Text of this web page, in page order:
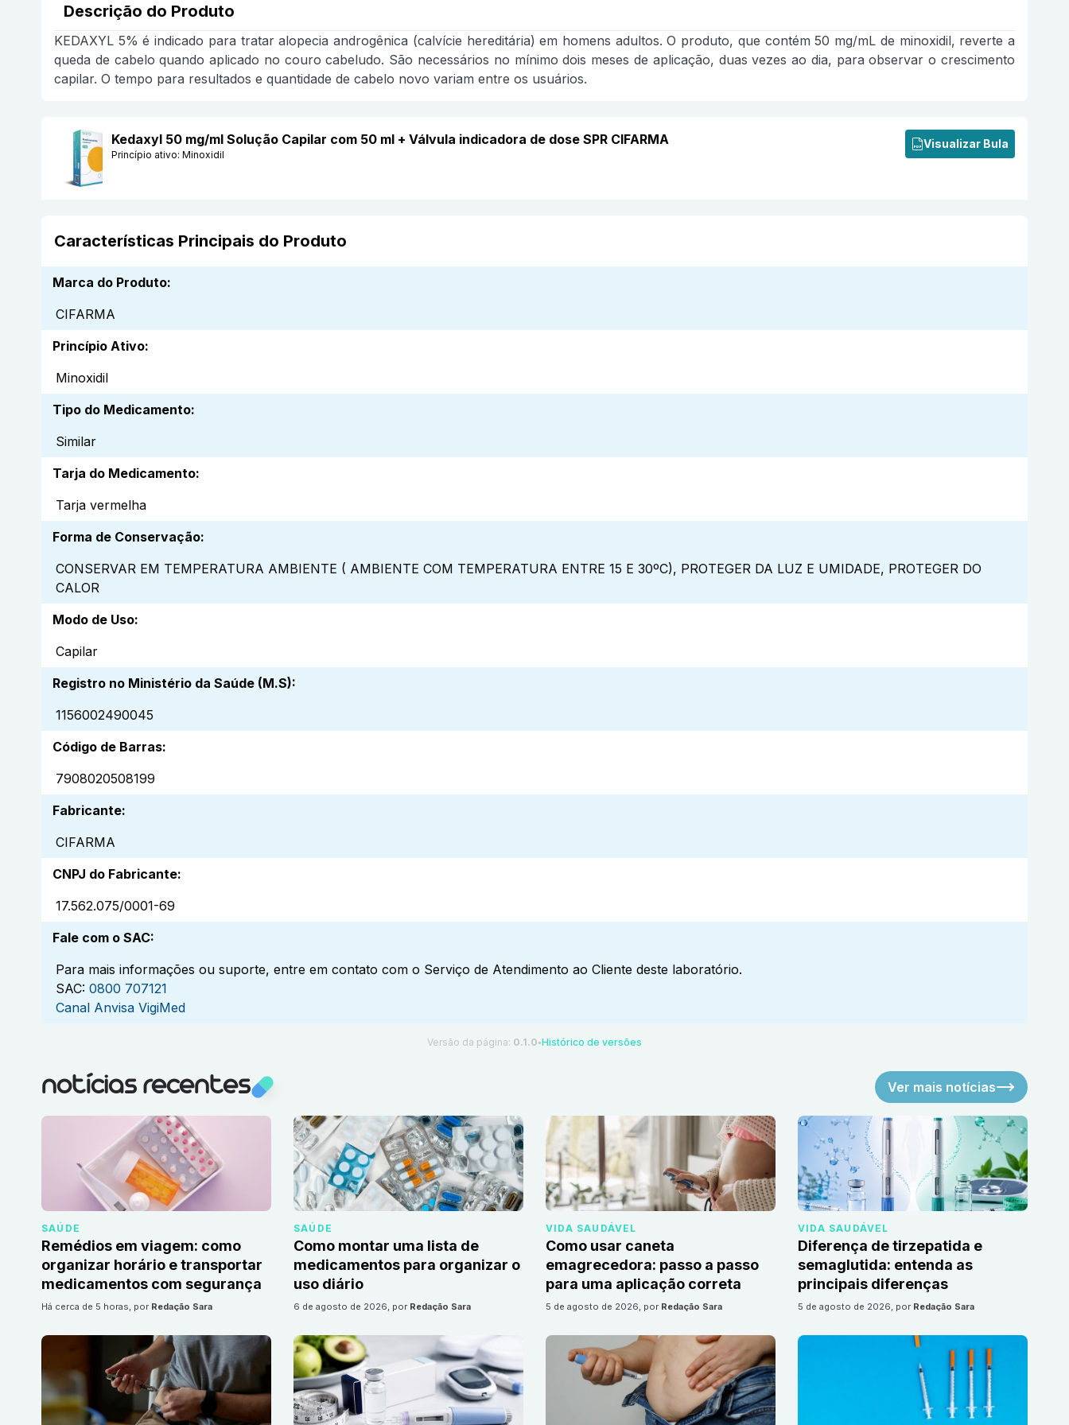
Descrição do Produto
KEDAXYL 5% é indicado para tratar alopecia androgênica (calvície hereditária) em homens adultos. O produto, que contém 50 mg/mL de minoxidil, reverte a
queda de cabelo quando aplicado no couro cabeludo. São necessários no mínimo dois meses de aplicação, duas vezes ao dia, para observar o crescimento
capilar. O tempo para resultados e quantidade de cabelo novo variam entre os usuários.
Kedaxyl 50 mg/ml Solução Capilar com 50 ml + Válvula indicadora de dose SPR CIFARMA
Princípio ativo: Minoxidil
Visualizar Bula
Características Principais do Produto
Marca do Produto:
CIFARMA
Princípio Ativo:
Minoxidil
Tipo do Medicamento:
Similar
Tarja do Medicamento:
Tarja vermelha
Forma de Conservação:
CONSERVAR EM TEMPERATURA AMBIENTE ( AMBIENTE COM TEMPERATURA ENTRE 15 E 30ºC), PROTEGER DA LUZ E UMIDADE, PROTEGER DO
CALOR
Modo de Uso:
Capilar
Registro no Ministério da Saúde (M.S):
1156002490045
Código de Barras:
7908020508199
Fabricante:
CIFARMA
CNPJ do Fabricante:
17.562.075/0001-69
Fale com o SAC:
Para mais informações ou suporte, entre em contato com o Serviço de Atendimento ao Cliente deste laboratório.
SAC: 0800 707121
Canal Anvisa VigiMed
Versão da página: 0.1.0 ●Histórico de versões
notícias recentes Ver mais notícias
SAÚDE
Remédios em viagem: como
organizar horário e transportar
medicamentos com segurança
há cerca de 5 horas, por Redação Sara
SAÚDE
Como montar uma lista de
medicamentos para organizar o
uso diário
6 de agosto de 2026, por Redação Sara
VIDA SAUDÁVEL
Como usar caneta
emagrecedora: passo a passo
para uma aplicação correta
5 de agosto de 2026, por Redação Sara
VIDA SAUDÁVEL
Diferença de tirzepatida e
semaglutida: entenda as
principais diferenças
5 de agosto de 2026, por Redação Sara